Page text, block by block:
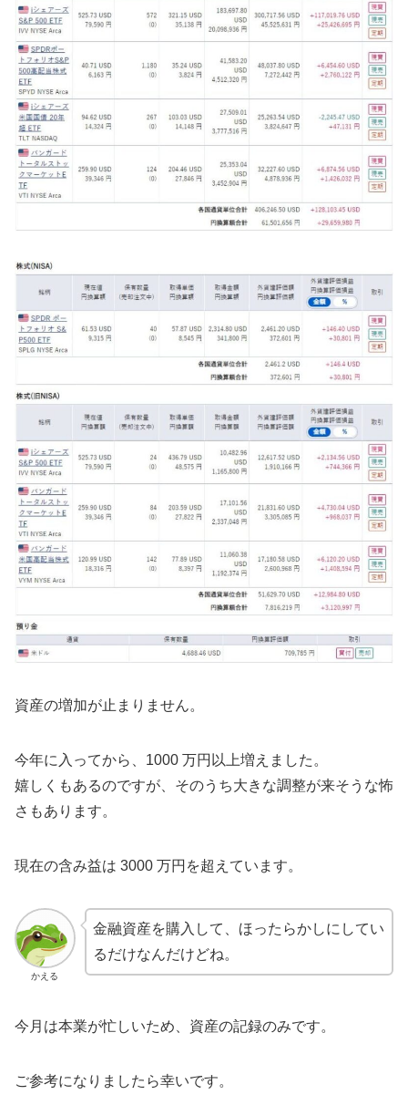
資産の増加が止まりません。
今年に入ってから、1000 万円以上増えました。
嬉しくもあるのですが、そのうち大きな調整が来そうな怖
さもあります。
現在の含み益は 3000 万円を超えています。
かえる
金融資産を購入して、ほったらかしにしてい
るだけなんだけどね。
今月は本業が忙しいため、資産の記録のみです。
ご参考になりましたら幸いです。